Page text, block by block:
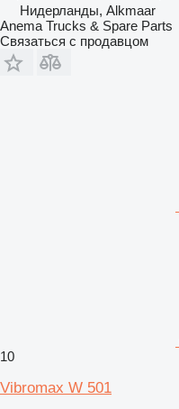
Нидерланды, Alkmaar
Anema Trucks & Spare Parts
Связаться с продавцом
10
Vibromax W 501